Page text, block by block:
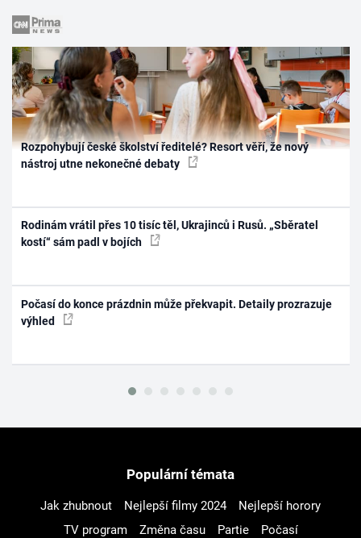
Rozpohybují české školství ředitelé? Resort věří, že nový
nástroj utne nekonečné debaty
Rodinám vrátil přes 10 tisíc těl, Ukrajinců i Rusů. „Sběratel
kostí“ sám padl v bojích
Počasí do konce prázdnin může překvapit. Detaily prozrazuje
výhled
Populární témata
Jak zhubnout Nejlepší filmy 2024
Nejlepší horory
TV program
Změna času Partie
Počasí